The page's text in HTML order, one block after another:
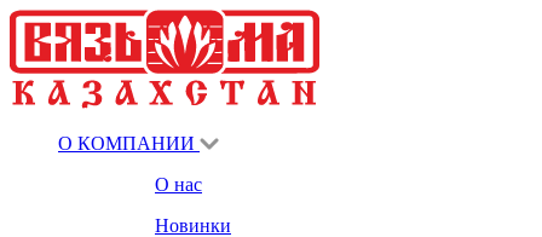
О КОМПАНИИ
О нас
Новинки